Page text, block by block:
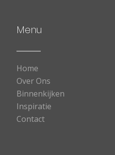
Menu
Home
Over Ons
Binnenkijken
Inspiratie
Contact